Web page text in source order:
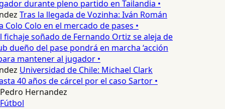
durante pleno partido en Tailandia •
Tras la llegada de Vozinha: Iván Román
Colo en el mercado de pases •
fichaje soñado de Fernando Ortiz se aleja de
dueño del pase pondrá en marcha ‘acción
mantener al jugador •
Universidad de Chile: Michael Clark
40 años de cárcel por el caso Sartor •
Pedro Hernandez
Fútbol